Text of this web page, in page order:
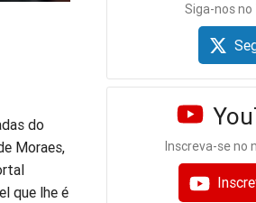
do
Moraes,
que lhe é
Siga-nos
Inscreva-se no